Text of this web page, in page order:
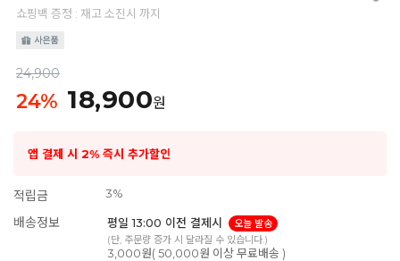
쇼핑백 증정 : 재고 소진시 까지
24,900
24% 18,900원
앱 결제 시 2% 즉시 추가할인
적립금 3%
배송정보 평일 13:00 이전 결제시
오늘 발송
(단, 주문량 증가 시 달라질 수 있습니다.)
3,000원( 50,000원 이상 무료배송 )